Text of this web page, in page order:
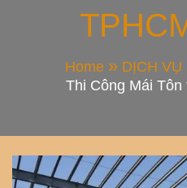
Nghiệp –
ĐẹpHome
DỊCH VỤ
Thi Công Mái